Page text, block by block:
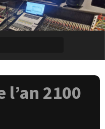
l’an 2100